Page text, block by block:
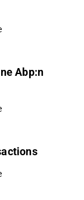
Abp:n